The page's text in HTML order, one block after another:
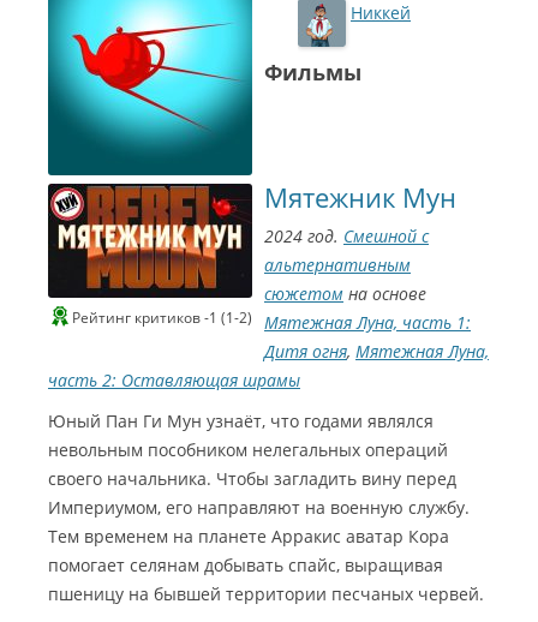
Никкей
Фильмы
Рейтинг критиков -1 (1-2)
Мятежник Мун
2024 год. Смешной с
альтернативным
сюжетом на основе
Мятежная Луна, часть 1:
Дитя огня, Мятежная Луна,
часть 2: Оставляющая шрамы
Юный Пан Ги Мун узнаёт, что годами являлся
невольным пособником нелегальных операций
своего начальника. Чтобы загладить вину перед
Империумом, его направляют на военную службу.
Тем временем на планете Арракис аватар Кора
помогает селянам добывать спайс, выращивая
пшеницу на бывшей территории песчаных червей.